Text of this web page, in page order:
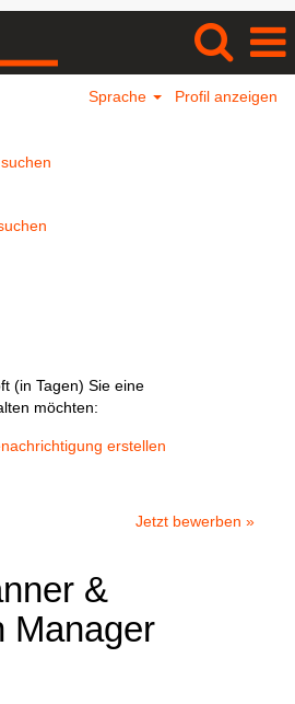
Sprache Profil anzeigen
(in Tagen) Sie eine
möchten:
erstellen
Jetzt bewerben »
&
Manager